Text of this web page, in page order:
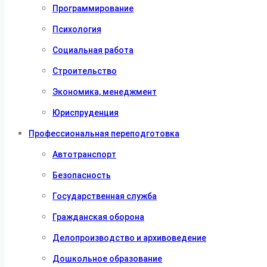
Программирование
Психология
Социальная работа
Строительство
Экономика, менеджмент
Юриспруденция
Профессиональная переподготовка
Автотранспорт
Безопасность
Государственная служба
Гражданская оборона
Делопроизводство и архивоведение
Дошкольное образование